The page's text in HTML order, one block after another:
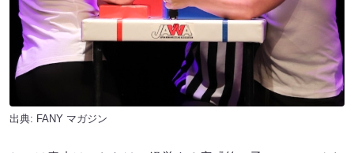
出典: FANY マガジン